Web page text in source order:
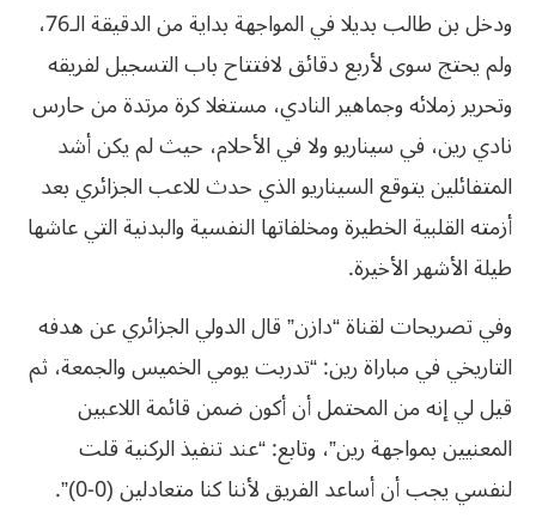
ودخل بن طالب بديلا في المواجهة بداية من الدقيقة الـ76،
ولم يحتج سوى لأربع دقائق لافتتاح باب التسجيل لفريقه
وتحرير زملائه وجماهير النادي، مستغلا كرة مرتدة من حارس
نادي رين، في سيناريو ولا في الأحلام، حيث لم يكن أشد
المتفائلين يتوقع السيناريو الذي حدث للاعب الجزائري بعد
أزمته القلبية الخطيرة ومخلفاتها النفسية والبدنية التي عاشها
طيلة الأشهر الأخيرة.
وفي تصريحات لقناة “دازن” قال الدولي الجزائري عن هدفه
التاريخي في مباراة رين: “تدربت يومي الخميس والجمعة، ثم
قيل لي إنه من المحتمل أن أكون ضمن قائمة اللاعبين
المعنيين بمواجهة رين”، وتابع: “عند تنفيذ الركنية قلت
لنفسي يجب أن أساعد الفريق لأننا كنا متعادلين (0-0)”.